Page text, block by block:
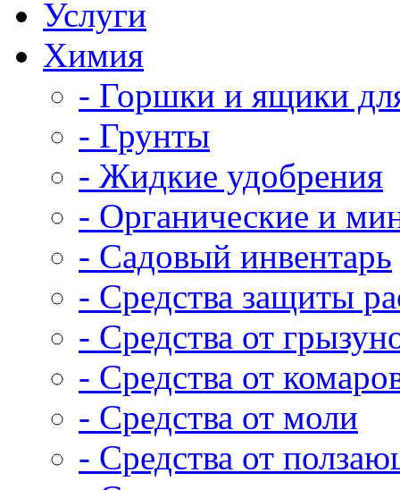
Услуги
Химия
- Горшки и ящики
- Грунты
- Жидкие удобрения
- Органические и
- Садовый инвентарь
- Средства защиты
- Средства от
- Средства от
- Средства от моли
- Средства от